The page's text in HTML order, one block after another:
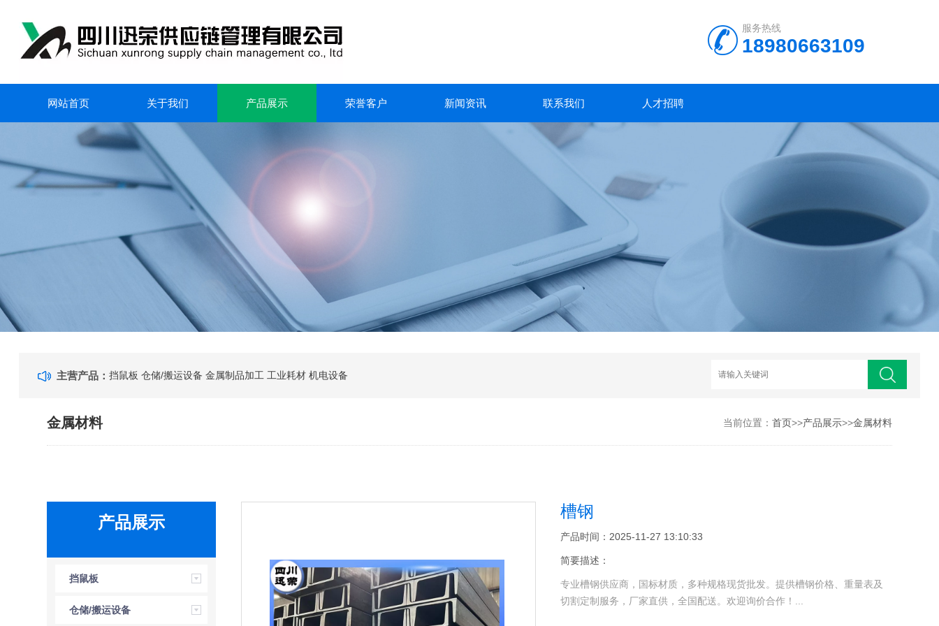
服务热线
18980663109
网站首页 关于我们 产品展示 荣誉客户 新闻资讯 联系我们 人才招聘
主营产品：挡鼠板 仓储/搬运设备 金属制品加工 工业耗材 机电设备
金属材料 当前位置： 首页>>产品展示>>金属材料
产品展示
挡鼠板
仓储/搬运设备
槽钢
产品时间：2025-11-27 13:10:33
简要描述：
专业槽钢供应商，国标材质，多种规格现货批发。提供槽钢价格、重量表及
切割定制服务，厂家直供，全国配送。欢迎询价合作！...